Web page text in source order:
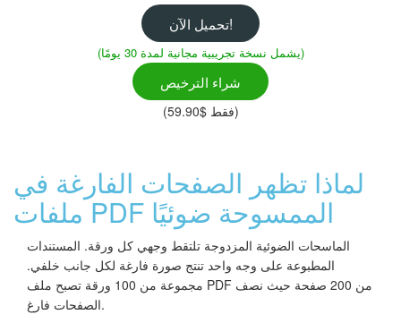
تحميل الآن!
(يشمل نسخة تجريبية مجانية لمدة 30 يومًا)
شراء الترخيص
(فقط $59.90)
لماذا تظهر الصفحات الفارغة في
ملفات PDF الممسوحة ضوئيًا
الماسحات الضوئية المزدوجة تلتقط وجهي كل ورقة. المستندات
المطبوعة على وجه واحد تنتج صورة فارغة لكل جانب خلفي.
مجموعة من 100 ورقة تصبح ملف PDF من 200 صفحة حيث نصف
الصفحات فارغ.